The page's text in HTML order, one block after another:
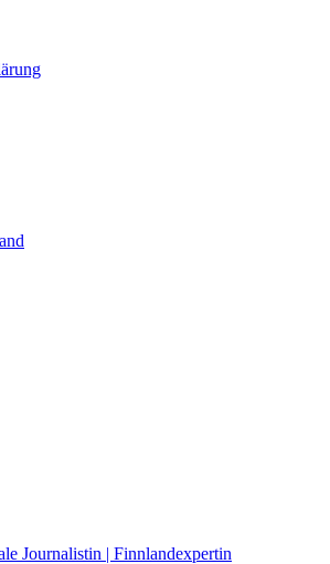
Journalistin | Finnlandexpertin